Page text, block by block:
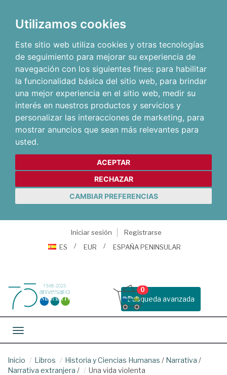
Utilizamos cookies
Este sitio web utiliza cookies y otras tecnologías
de seguimiento para mejorar su experiencia de
navegación con los siguientes fines: para habilitar
la funcionalidad básica del sitio web, para brindar
una mejor experiencia en el sitio web, medir su
interés en nuestros productos y servicios y
personalizar las interacciones de marketing, para
mostrar anuncios que sean más relevantes para
usted.
ACEPTAR
RECHAZAR
CAMBIAR PREFERENCIAS
Iniciar sesión
Registrarse
ES
EUR ESPAÑA PENINSULAR
Busqueda avanzada
0
Toggle navigation
Inicio Libros Historia y Ciencias Humanas / Narrativa /
Narrativa extranjera / Una vida violenta